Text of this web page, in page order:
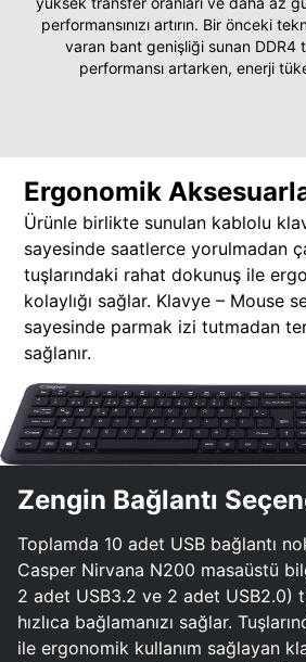
performansınızı artırın. Bir önceki
varan bant genişliği sunan DDR4
performansı artarken, enerji
Ergonomik
Ürünle birlikte sunulan kablolu
sayesinde saatlerce yorulmadan
tuşlarındaki rahat dokunuş ile
kolaylığı sağlar. Klavye – Mouse
sayesinde parmak izi tutmadan
sağlanır.
Zengin Bağlantı
Toplamda 10 adet USB bağlantı
Casper Nirvana N200 masaüstü
2 adet USB3.2 ve 2 adet USB2.0)
hızlıca bağlamanızı sağlar.
ile ergonomik kullanım sağlayan